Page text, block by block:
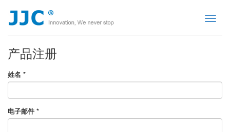
Toggle
产品注册
姓名 *
电子邮件 *